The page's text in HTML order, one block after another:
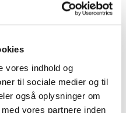
vores indhold og
til sociale medier og til
også oplysninger om
vores partnere inden
viden og indflydelse for